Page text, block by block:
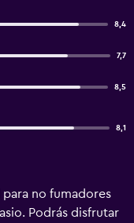
8,4
7,7
8,5
8,1
no fumadores
Podrás disfrutar